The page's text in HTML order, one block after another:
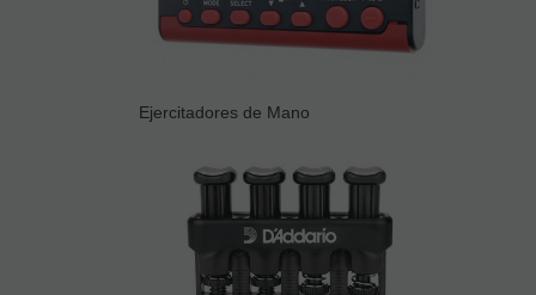
Ejercitadores de Mano